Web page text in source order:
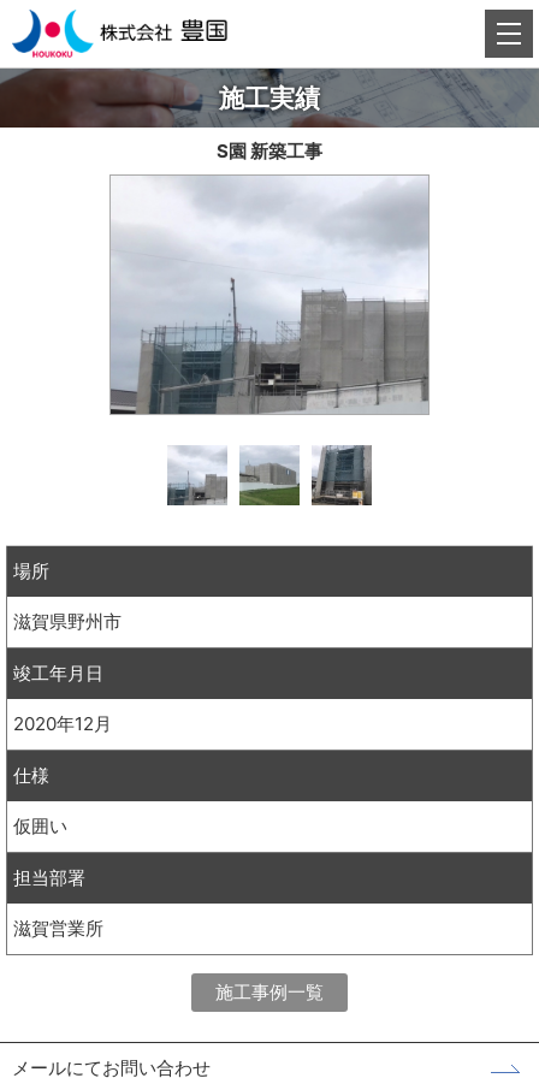
施工実績
S園 新築工事
場所
滋賀県野州市
竣工年月日
2020年12月
仕様
仮囲い
担当部署
滋賀営業所
施工事例一覧
メールにてお問い合わせ